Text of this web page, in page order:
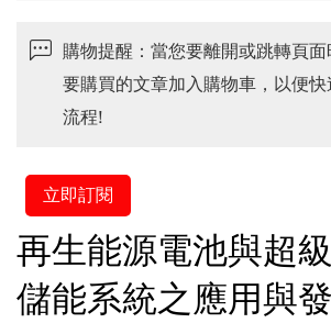
購物提醒：當您要離開或跳轉頁
要購買的文章加入購物車，以便
流程!
立即訂閱
再生能源電池與超
儲能系統之應用與